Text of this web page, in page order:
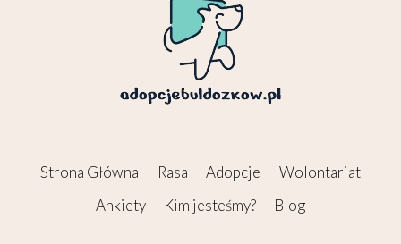
Strona Główna Rasa Adopcje
Wolontariat
Ankiety
Kim jesteśmy? Blog